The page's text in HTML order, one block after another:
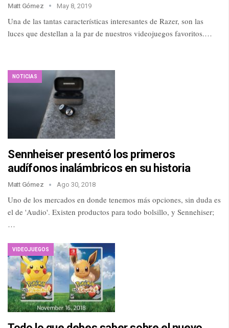
Matt Gómez May 8, 2019
Una de las tantas características interesantes de Razer, son las
luces que destellan a la par de nuestros videojuegos favoritos.…
NOTICIAS
Sennheiser presentó los primeros
audífonos inalámbricos en su historia
Matt Gómez Ago 30, 2018
Uno de los mercados en donde tenemos más opciones, sin duda es
el de 'Audio'. Existen productos para todo bolsillo, y Sennehiser;
…
VIDEOJUEGOS